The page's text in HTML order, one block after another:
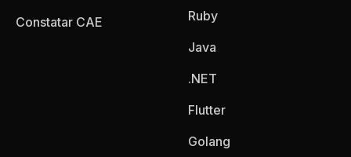
Constatar CAE
Ruby
Java
.NET
Flutter
Golang